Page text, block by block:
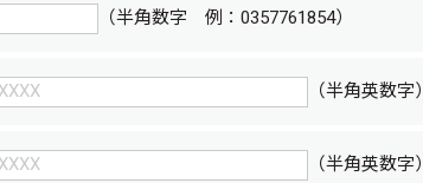
（半角数字 例：0357761854）
（半角英数字）
（半角英数字）